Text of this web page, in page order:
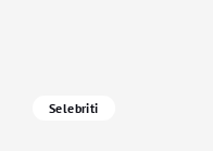
Selebriti